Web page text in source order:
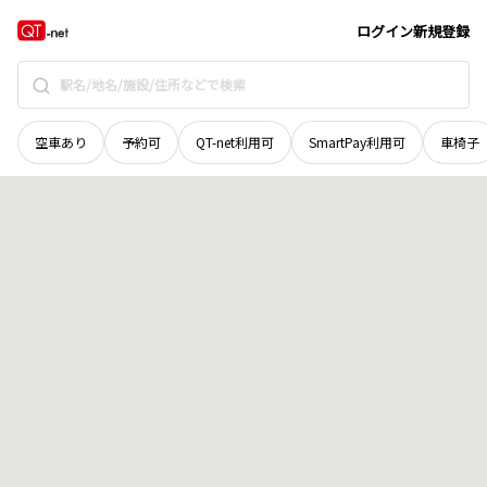
ログイン新規登録
空車あり 予約可 QT-net利用可 SmartPay利用可 車椅子
愛媛県